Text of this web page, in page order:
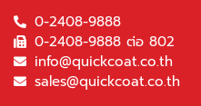
0-2408-9888
0-2408-9888 ต่อ 802
info@quickcoat.co.th
sales@quickcoat.co.th